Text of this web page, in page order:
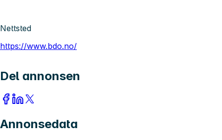
Nettsted
https://www.bdo.no/
Del annonsen
Annonsedata